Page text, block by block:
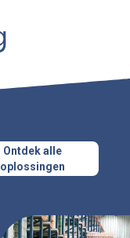
Ontdek alle
oplossingen